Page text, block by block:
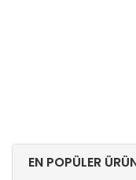
EN POPÜLER